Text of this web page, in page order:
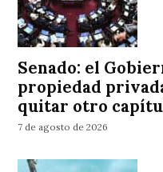
Senado: el
propiedad
quitar otro
7 de agosto de 2026